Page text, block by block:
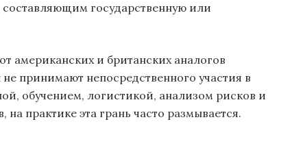
государственную или
американских и британских аналогов
принимают непосредственного участия в
обучением, логистикой, анализом рисков и
практике эта грань часто размывается.